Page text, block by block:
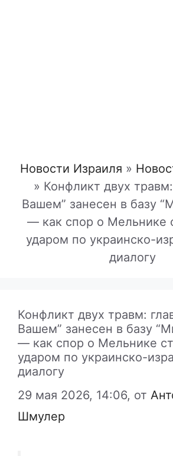
Новости Израиля »
» Конфликт двух
Вашем” занесен в базу
— как спор о Мельнике
ударом по украинско-
диалогу
Конфликт двух травм:
Вашем” занесен в базу
— как спор о Мельнике
ударом по украинско-
диалогу
29 мая 2026, 14:06, от
Шмулер